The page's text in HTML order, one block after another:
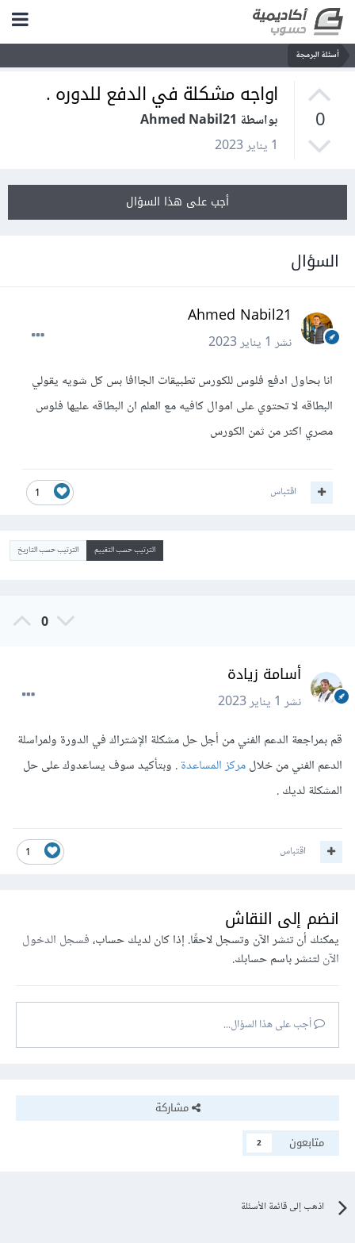
أسئلة البرمجة
0
اواجه مشكلة في الدفع للدوره .
بواسطة Ahmed Nabil21
1 يناير 2023
أجب على هذا السؤال
السؤال
Ahmed Nabil21
نشر1 يناير 2023
انا بحاول ادفع فلوس للكورس تطبيقات الجاافا بس كل شويه يقولي
البطاقه لا تحتوي على اموال كافيه مع العلم ان البطاقه عليها فلوس
مصري اكتر من ثمن الكورس
1 اقتباس
الترتيب حسب التقييم الترتيب حسب التاريخ
0
أسامة زيادة
نشر1 يناير 2023
قم بمراجعة الدعم الفني من أجل حل مشكلة الإشتراك في الدورة ولمراسلة
الدعم الفني من خلالمركز المساعدة. وبتأكيد سوف يساعدوك على حل
المشكلة لديك .
1 اقتباس
انضم إلى النقاش
يمكنك أن تنشر الآن وتسجل لاحقًا. إذا كان لديك حساب،فسجل الدخول
الآنلتنشر باسم حسابك.
أجب على هذا السؤال...
مشاركة
متابعون
2
اذهب إلى قائمة الأسئلة